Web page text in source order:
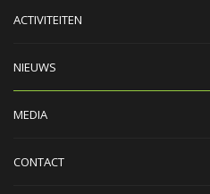
ACTIVITEITEN
NIEUWS
MEDIA
CONTACT